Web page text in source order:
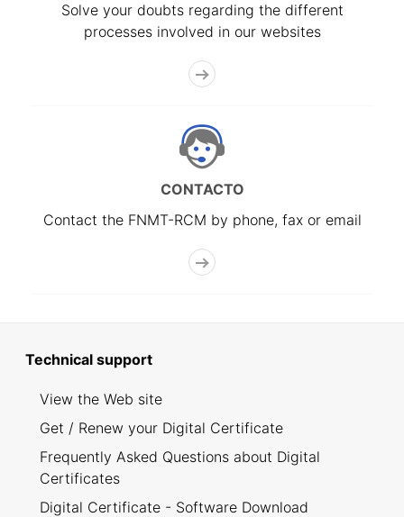
Solve your doubts regarding the different
processes involved in our websites
CONTACTO
Contact the FNMT-RCM by phone, fax or email
Technical support
View the Web site
Get / Renew your Digital Certificate
Frequently Asked Questions about Digital
Certificates
Digital Certificate - Software Download